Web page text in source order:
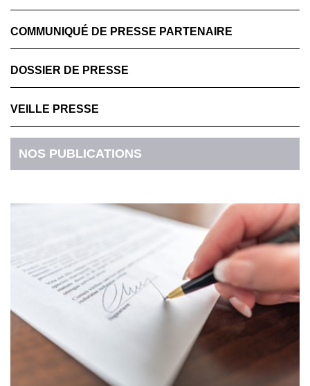
COMMUNIQUÉ DE PRESSE PARTENAIRE
DOSSIER DE PRESSE
VEILLE PRESSE
NOS PUBLICATIONS